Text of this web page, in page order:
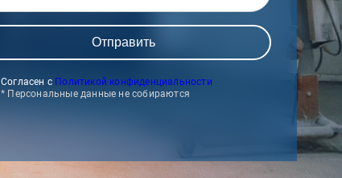
Согласен с Политикой конфиденциальности
* Персональные данные не собираются